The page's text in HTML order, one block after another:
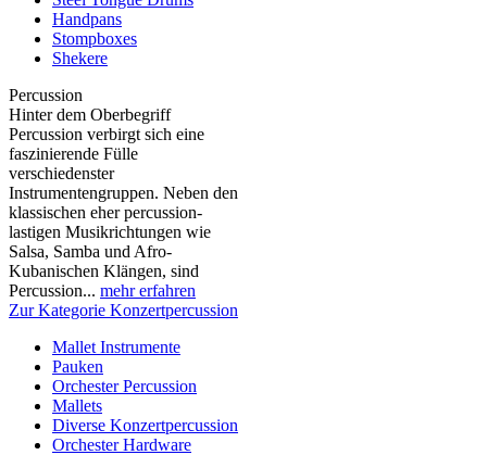
Handpans
Stompboxes
Shekere
Percussion
Hinter dem Oberbegriff
Percussion verbirgt sich eine
faszinierende Fülle
verschiedenster
Instrumentengruppen. Neben den
klassischen eher percussion-
lastigen Musikrichtungen wie
Salsa, Samba und Afro-
Kubanischen Klängen, sind
Percussion... mehr erfahren
Zur Kategorie Konzertpercussion
Mallet Instrumente
Pauken
Orchester Percussion
Mallets
Diverse Konzertpercussion
Orchester Hardware